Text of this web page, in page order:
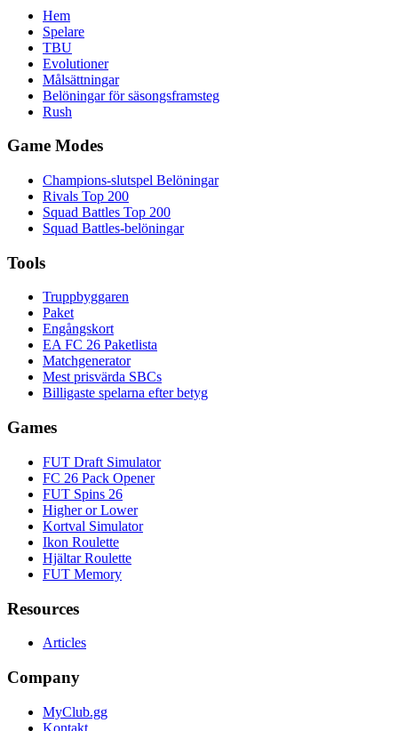
Hem
Spelare
TBU
Evolutioner
Målsättningar
Belöningar för säsongsframsteg
Rush
Game Modes
Champions-slutspel Belöningar
Rivals Top 200
Squad Battles Top 200
Squad Battles-belöningar
Tools
Truppbyggaren
Paket
Engångskort
EA FC 26 Paketlista
Matchgenerator
Mest prisvärda SBCs
Billigaste spelarna efter betyg
Games
FUT Draft Simulator
FC 26 Pack Opener
FUT Spins 26
Higher or Lower
Kortval Simulator
Ikon Roulette
Hjältar Roulette
FUT Memory
Resources
Articles
Company
MyClub.gg
Kontakt